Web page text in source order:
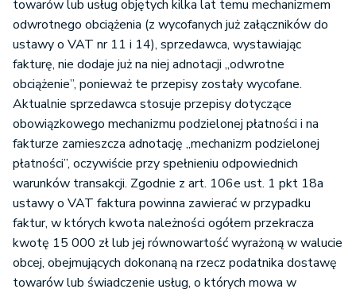
towarów lub usług objętych kilka lat temu mechanizmem
odwrotnego obciążenia (z wycofanych już załączników do
ustawy o VAT nr 11 i 14), sprzedawca, wystawiając
fakturę, nie dodaje już na niej adnotacji „odwrotne
obciążenie”, ponieważ te przepisy zostały wycofane.
Aktualnie sprzedawca stosuje przepisy dotyczące
obowiązkowego mechanizmu podzielonej płatności i na
fakturze zamieszcza adnotację „mechanizm podzielonej
płatności”, oczywiście przy spełnieniu odpowiednich
warunków transakcji. Zgodnie z art. 106e ust. 1 pkt 18a
ustawy o VAT faktura powinna zawierać w przypadku
faktur, w których kwota należności ogółem przekracza
kwotę 15 000 zł lub jej równowartość wyrażoną w walucie
obcej, obejmujących dokonaną na rzecz podatnika dostawę
towarów lub świadczenie usług, o których mowa w